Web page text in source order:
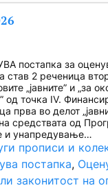
постапка за
став 2 реченица
„јавните” и „за
од точка IV.
прва во делот
средствата од
и унапредување…
прописи и
постапка,
законитост на